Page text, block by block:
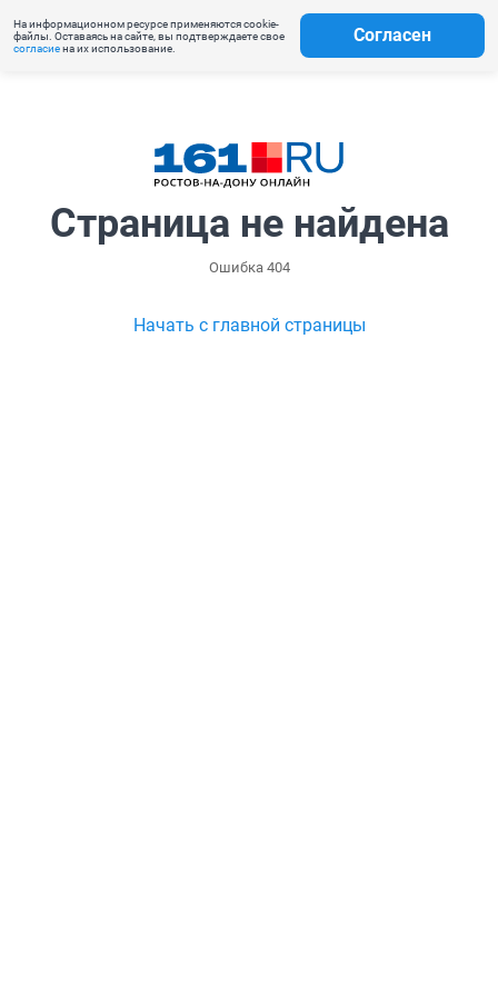
На информационном ресурсе применяются cookie-
файлы. Оставаясь на сайте, вы подтверждаете свое
согласиена их использование.
Согласен
Страница не найдена
Ошибка 404
Начать с главной страницы